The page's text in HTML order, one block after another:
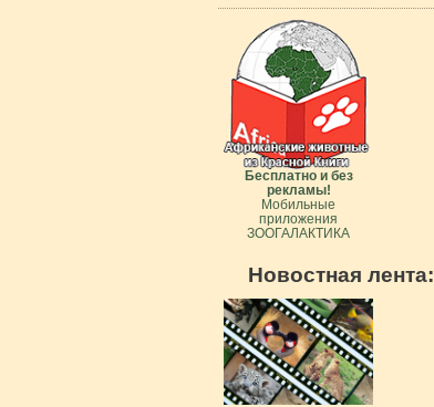
Бесплатно и без
рекламы!
Мобильные
приложения
ЗООГАЛАКТИКА
Новостная лента: